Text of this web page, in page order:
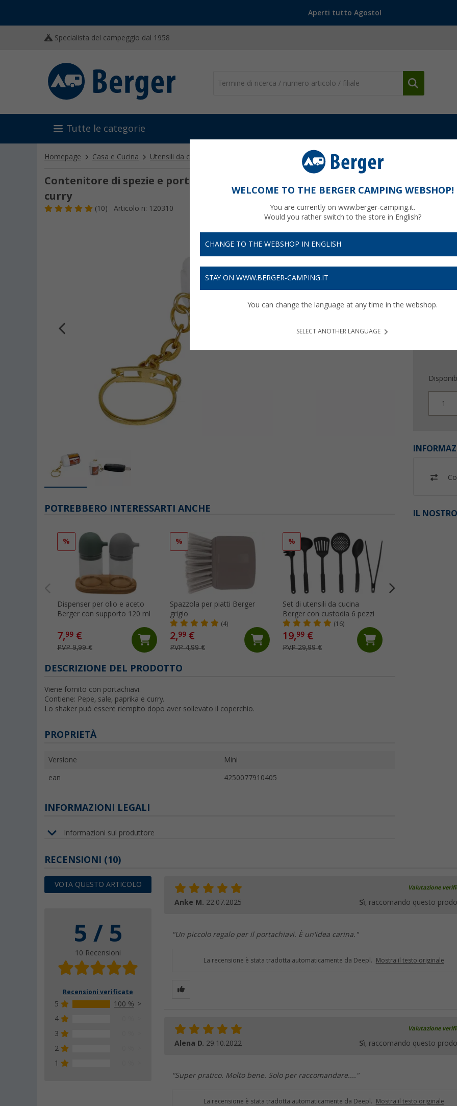
Aperti tutto Agosto!
Specialista del campeggio dal 1958
Tutte le categorie
Homepage Casa e Cucina Utensili da cucina Macine e dispenser per liquidi Contenitore di spezie e portachiavi
Contenitore di spezie e portachiavi Berger Mini 4 in 1 con sale pepe paprika e
curry
(10) Articolo n: 120310
1
IL
POTREBBERO INTERESSARTI ANCHE
%
Dispenser per olio e aceto
Berger con supporto 120 ml
7,99 €
PVP 9,99 €
%
Spazzola per piatti Berger
grigio
(4)
2,99 €
PVP 4,99 €
%
Set di utensili da cucina
Berger con custodia 6 pezzi
(16)
19,99 €
PVP 29,99 €
DESCRIZIONE DEL PRODOTTO
Viene fornito con portachiavi.
Contiene: Pepe, sale, paprika e curry.
Lo shaker può essere riempito dopo aver sollevato il coperchio.
PROPRIETÀ
Versione Mini
ean 4250077910405
INFORMAZIONI LEGALI
Informazioni sul produttore
RECENSIONI (10)
VOTA QUESTO ARTICOLO
5 / 5
10 Recensioni
Recensioni verificate
5
100 %
4
3
2
1
Valutazione
Anke M. 22.07.2025 Sì, raccomando questo
"Un piccolo regalo per il portachiavi. È un'idea carina."
La recensione è stata tradotta automaticamente da Deepl. Mostra il testo originale
Valutazione
Alena D. 29.10.2022 Sì, raccomando questo
"Super pratico. Molto bene. Solo per raccomandare...."
La recensione è stata tradotta automaticamente da Deepl. Mostra il testo originale
WELCOME TO THE BERGER CAMPING WEBSHOP!
You are currently on www.berger-camping.it.
Would you rather switch to the store in English?
CHANGE TO THE WEBSHOP IN ENGLISH
STAY ON WWW.BERGER-CAMPING.IT
You can change the language at any time in the webshop.
SELECT ANOTHER LANGUAGE